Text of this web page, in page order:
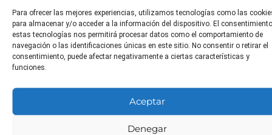
Para ofrecer las mejores experiencias, utilizamos tecnologías como las
para almacenar y/o acceder a la información del dispositivo. El
estas tecnologías nos permitirá procesar datos como el comportamiento de
navegación o las identificaciones únicas en este sitio. No consentir o retirar el
consentimiento, puede afectar negativamente a ciertas características y
funciones.
Aceptar
Denegar
Distancia
de
trasplante
20-30 cm
Toxicidad
No tóxico
¿Apta
para
animales?
No tóxico
Plagas
comunes